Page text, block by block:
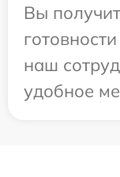
Вы
наш
удобное